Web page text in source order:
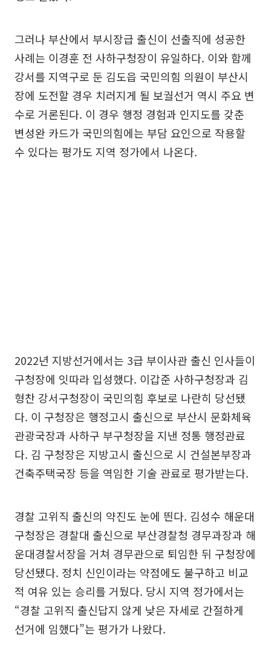
그러나 부산에서 부시장급 출신이 선출직에 성공한
사례는 이경훈 전 사하구청장이 유일하다. 이와 함께
강서를 지역구로 둔 김도읍 국민의힘 의원이 부산시
장에 도전할 경우 치러지게 될 보궐선거 역시 주요 변
수로 거론된다. 이 경우 행정 경험과 인지도를 갖춘
변성완 카드가 국민의힘에는 부담 요인으로 작용할
수 있다는 평가도 지역 정가에서 나온다.
2022년 지방선거에서는 3급 부이사관 출신 인사들이
구청장에 잇따라 입성했다. 이갑준 사하구청장과 김
형찬 강서구청장이 국민의힘 후보로 나란히 당선됐
다. 이 구청장은 행정고시 출신으로 부산시 문화체육
관광국장과 사하구 부구청장을 지낸 정통 행정관료
다. 김 구청장은 지방고시 출신으로 시 건설본부장과
건축주택국장 등을 역임한 기술 관료로 평가받는다.
경찰 고위직 출신의 약진도 눈에 띈다. 김성수 해운대
구청장은 경찰대 출신으로 부산경찰청 경무과장과 해
운대경찰서장을 거쳐 경무관으로 퇴임한 뒤 구청장에
당선됐다. 정치 신인이라는 약점에도 불구하고 비교
적 여유 있는 승리를 거뒀다. 당시 지역 정가에서는
“경찰 고위직 출신답지 않게 낮은 자세로 간절하게
선거에 임했다”는 평가가 나왔다.